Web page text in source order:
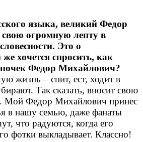
языка, великий Федор
огромную лепту в
Это о
хочется спросить, как
Федор Михайлович?
жизнь – спит, ест, ходит в
Так сказать, вносит свою
Мой Федор Михайлович принес
в нашу семью, даже фанаты
что радуются, когда его
фотки выкладывает. Классно!